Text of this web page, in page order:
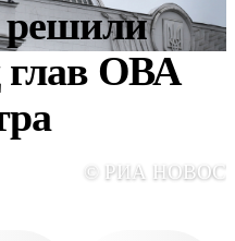
глав ОВА
© РИА